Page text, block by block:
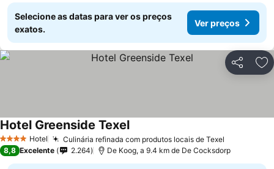
Selecione as datas para ver os preços
exatos.
Ver preços
Partilhar
4 EstrelasHotel Culinária refinada com produtos locais de Texel
Hotel Greenside Texel
8,8 Excelente 2.264 De Koog, a 9.4 km de De Cocksdorp